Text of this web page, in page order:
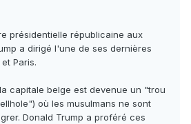
présidentielle républicaine aux
a dirigé l'une de ses dernières
Paris.
capitale belge est devenue un "trou
où les musulmans ne sont
Donald Trump a proféré ces